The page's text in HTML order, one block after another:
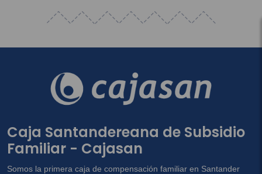
Caja Santandereana de Subsidio
Familiar - Cajasan
Somos la primera caja de compensación familiar en Santander